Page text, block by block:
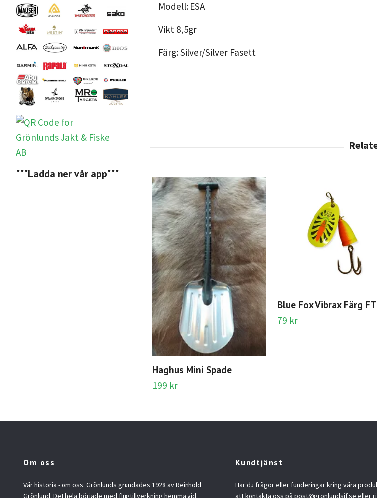
"""Ladda ner vår app"""
Modell: ESA
Vikt 8,5gr
Färg: Silver/Silver Fasett
Haghus Mini Spade
199 kr
Blue Fox Vibrax Färg FT
79 kr
Om oss
Vår historia - om oss. Grönlunds grundades 1928 av Reinhold
Grönlund. Det hela började med flugtillverkning hemma vid
Kundtjänst
Har du frågor eller funderingar kring våra
att kontakta oss på post@gronlundsjf.se eller